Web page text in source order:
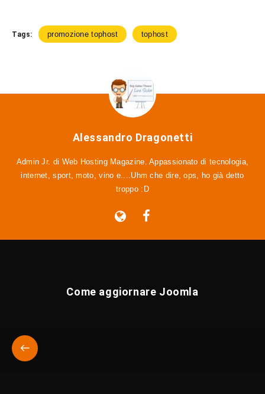
Tags: promozione tophost tophost
Alessandro Dragonetti
Admin Jr. di Web Hosting Magazine. Appassionato di tecnologia,
internet, sport, moto, vino e....Uhm che dire, ops, ho già detto
troppo :D
Come aggiornare Joomla